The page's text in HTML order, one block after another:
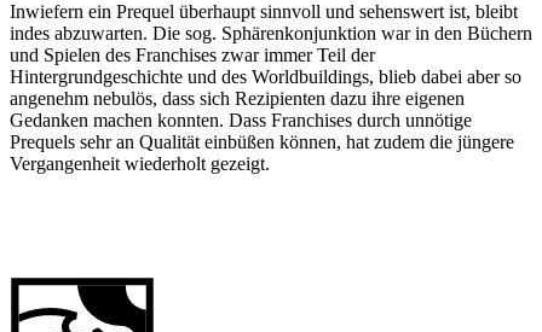
Inwiefern ein Prequel überhaupt sinnvoll und sehenswert ist, bleibt
indes abzuwarten. Die sog. Sphärenkonjunktion war in den Büchern
und Spielen des Franchises zwar immer Teil der
Hintergrundgeschichte und des Worldbuildings, blieb dabei aber so
angenehm nebulös, dass sich Rezipienten dazu ihre eigenen
Gedanken machen konnten. Dass Franchises durch unnötige
Prequels sehr an Qualität einbüßen können, hat zudem die jüngere
Vergangenheit wiederholt gezeigt.